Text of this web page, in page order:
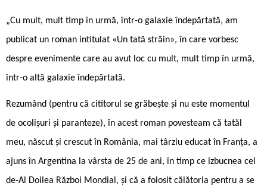
„Cu mult, mult timp în urmă, într-o galaxie îndepărtată, am
publicat un roman intitulat «Un tată străin», în care vorbesc
despre evenimente care au avut loc cu mult, mult timp în urmă,
într-o altă galaxie îndepărtată.
Rezumând (pentru că cititorul se grăbește și nu este momentul
de ocolișuri și paranteze), în acest roman povesteam că tatăl
meu, născut și crescut în România, mai târziu educat în Franța, a
ajuns în Argentina la vârsta de 25 de ani, în timp ce izbucnea cel
de-Al Doilea Război Mondial, și că a folosit călătoria pentru a se